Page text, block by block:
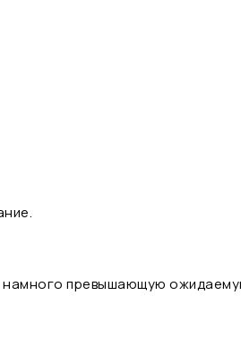
намного превышающую